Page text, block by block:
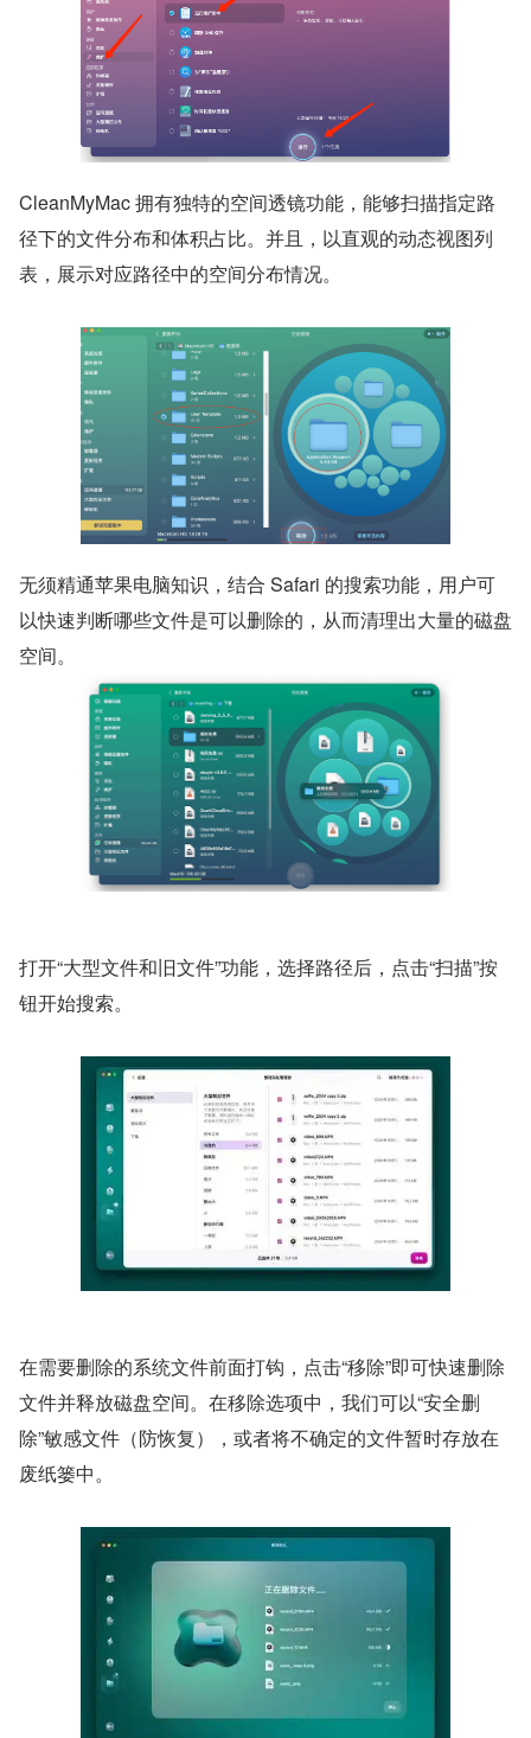
CleanMyMac 拥有独特的空间透镜功能，能够扫描指定路
径下的文件分布和体积占比。并且，以直观的动态视图列
表，展示对应路径中的空间分布情况。
无须精通苹果电脑知识，结合 Safari 的搜索功能，用户可
以快速判断哪些文件是可以删除的，从而清理出大量的磁盘
空间。
打开“大型文件和旧文件”功能，选择路径后，点击“扫描”按
钮开始搜索。
在需要删除的系统文件前面打钩，点击“移除”即可快速删除
文件并释放磁盘空间。在移除选项中，我们可以“安全删
除”敏感文件（防恢复），或者将不确定的文件暂时存放在
废纸篓中。